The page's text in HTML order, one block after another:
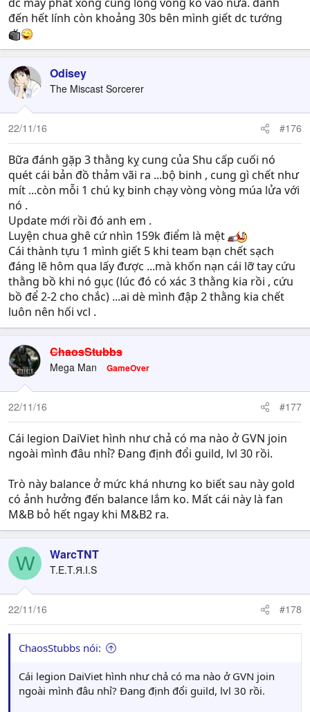
đến hết lính còn khoảng 30s bên mình giết dc tướng
Odisey
The Miscast Sorcerer
22/11/16 #176
Bữa đánh gặp 3 thằng kỵ cung của Shu cấp cuối nó
quét cái bản đồ thảm vãi ra ...bộ binh , cung gì chết như
mít ...còn mỗi 1 chú kỵ binh chạy vòng vòng múa lửa với
nó .
Update mới rồi đó anh em .
Luyện chua ghê cứ nhìn 159k điểm là mệt
Cái thành tựu 1 mình giết 5 khi team bạn chết sạch
đáng lẽ hôm qua lấy được ...mà khốn nạn cái lỡ tay cứu
thằng bồ khi nó gục (lúc đó có xác 3 thằng kia rồi , cứu
bồ để 2-2 cho chắc) ...ai dè mình đập 2 thằng kia chết
luôn nên hối vcl .
ChaosStubbs
Mega Man GameOver
22/11/16 #177
Cái legion DaiViet hình như chả có ma nào ở GVN join
ngoài mình đâu nhỉ? Đang định đổi guild, lvl 30 rồi.
Trò này balance ở mức khá nhưng ko biết sau này gold
có ảnh hưởng đến balance lắm ko. Mất cái này là fan
M&B bỏ hết ngay khi M&B2 ra.
W WarcTNT
T.E.T.Я.I.S
22/11/16 #178
ChaosStubbs nói:
Cái legion DaiViet hình như chả có ma nào ở GVN join
ngoài mình đâu nhỉ? Đang định đổi guild, lvl 30 rồi.